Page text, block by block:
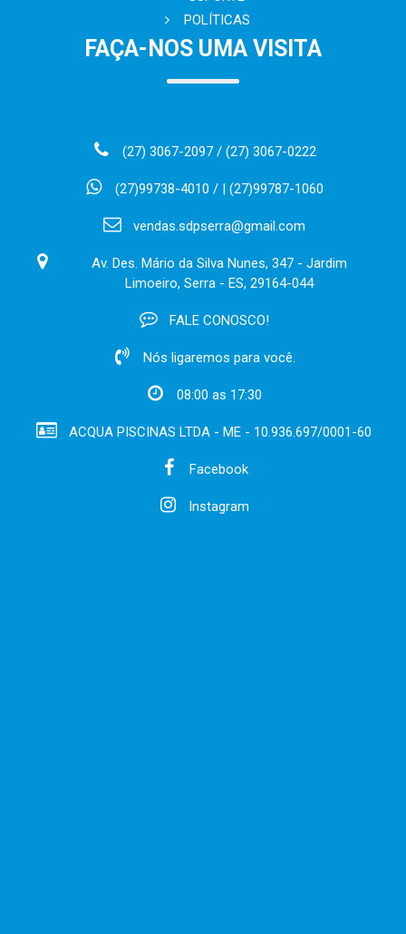
POLÍTICAS
FAÇA-NOS UMA VISITA
(27) 3067-2097 / (27) 3067-0222
(27)99738-4010 / | (27)99787-1060
vendas.sdpserra@gmail.com
Av. Des. Mário da Silva Nunes, 347 - Jardim
Limoeiro, Serra - ES, 29164-044
FALE CONOSCO!
Nós ligaremos para você.
08:00 as 17:30
ACQUA PISCINAS LTDA - ME - 10.936.697/0001-60
Facebook
Instagram